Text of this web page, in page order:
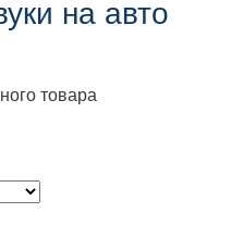
на авто
товара